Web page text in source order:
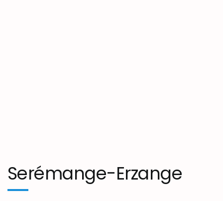
Serémange-Erzange